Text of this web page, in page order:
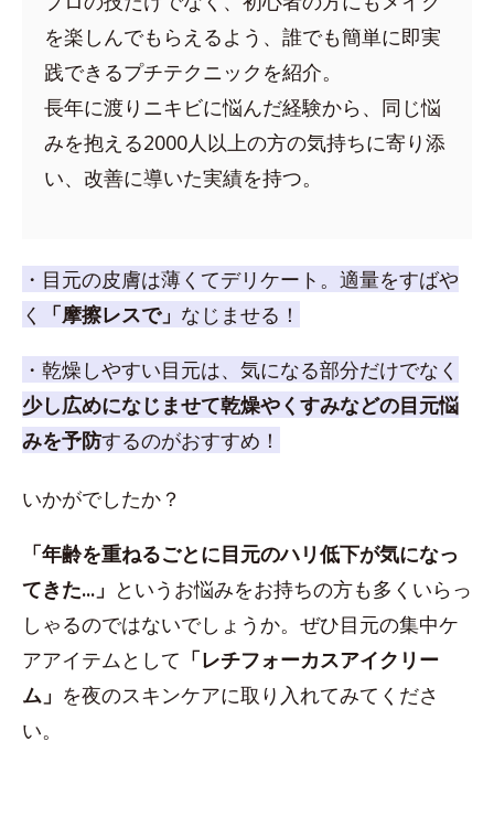
を楽しんでもらえるよう、誰でも簡単に即実
践できるプチテクニックを紹介。
長年に渡りニキビに悩んだ経験から、同じ悩
みを抱える2000人以上の方の気持ちに寄り添
い、改善に導いた実績を持つ。
・目元の皮膚は薄くてデリケート。適量をすばや
く
「摩擦レスで」 なじませる！
・乾燥しやすい目元は、気になる部分だけでなく
少し広めになじませて乾燥やくすみなどの目元悩
みを予防するのがおすすめ！
いかがでしたか？
「年齢を重ねるごとに目元のハリ低下が気になっ
てきた...」 というお悩みをお持ちの方も多くいらっ
しゃるのではないでしょうか。ぜひ目元の集中ケ
アアイテムとして 「レチフォーカスアイクリー
ム」 を夜のスキンケアに取り入れてみてくださ
い。